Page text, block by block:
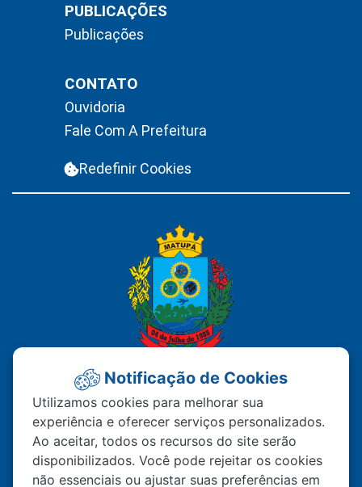
PUBLICAÇÕES
Publicações
CONTATO
Ouvidoria
Fale Com A Prefeitura
Redefinir Cookies
PREFEITURA MUNICIPAL DE
MATUPÁ
Av. Hermínio Ometto Nº 101 Bairro ZE - 022
Notificação de Cookies
Utilizamos cookies para melhorar sua
experiência e oferecer serviços personalizados.
Ao aceitar, todos os recursos do site serão
disponibilizados. Você pode rejeitar os cookies
não essenciais ou ajustar suas preferências em